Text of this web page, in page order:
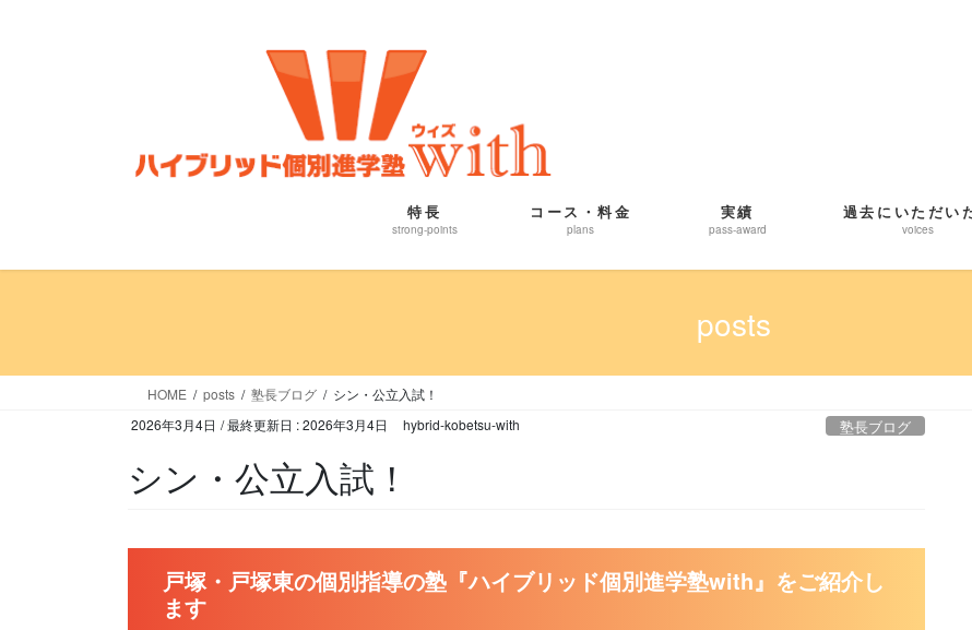
特長
strong-points
コース・料金
plans
実績
pass-award
過去にいただい
voices
posts
HOME posts 塾長ブログ
シン・公立入試！
2026年3月4日 / 最終更新日 :2026年3月4日 hybrid-kobetsu-with 塾長ブログ
シン・公立入試！
戸塚・戸塚東の個別指導の塾『ハイブリッド個別進学塾with』をご紹介し
ます